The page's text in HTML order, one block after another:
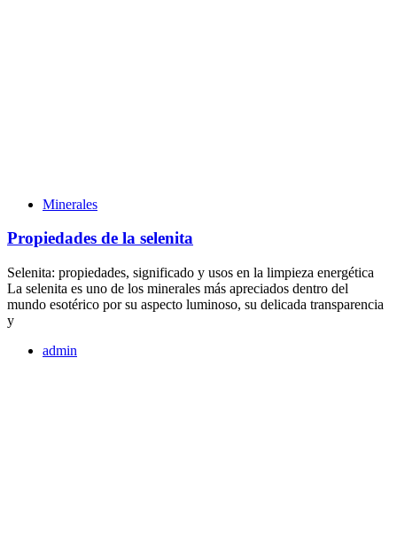
Minerales
Propiedades de la selenita
Selenita: propiedades, significado y usos en la limpieza energética
La selenita es uno de los minerales más apreciados dentro del
mundo esotérico por su aspecto luminoso, su delicada transparencia
y
admin